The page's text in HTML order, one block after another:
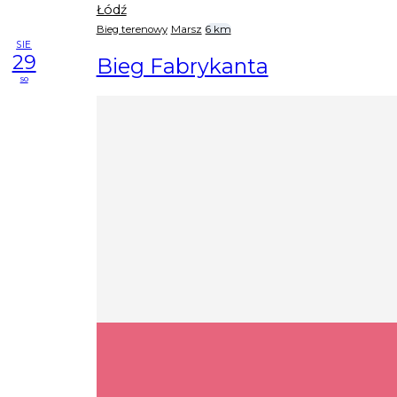
Łódź
Bieg terenowy Marsz 6 km
SIE
29
so Bieg Fabrykanta